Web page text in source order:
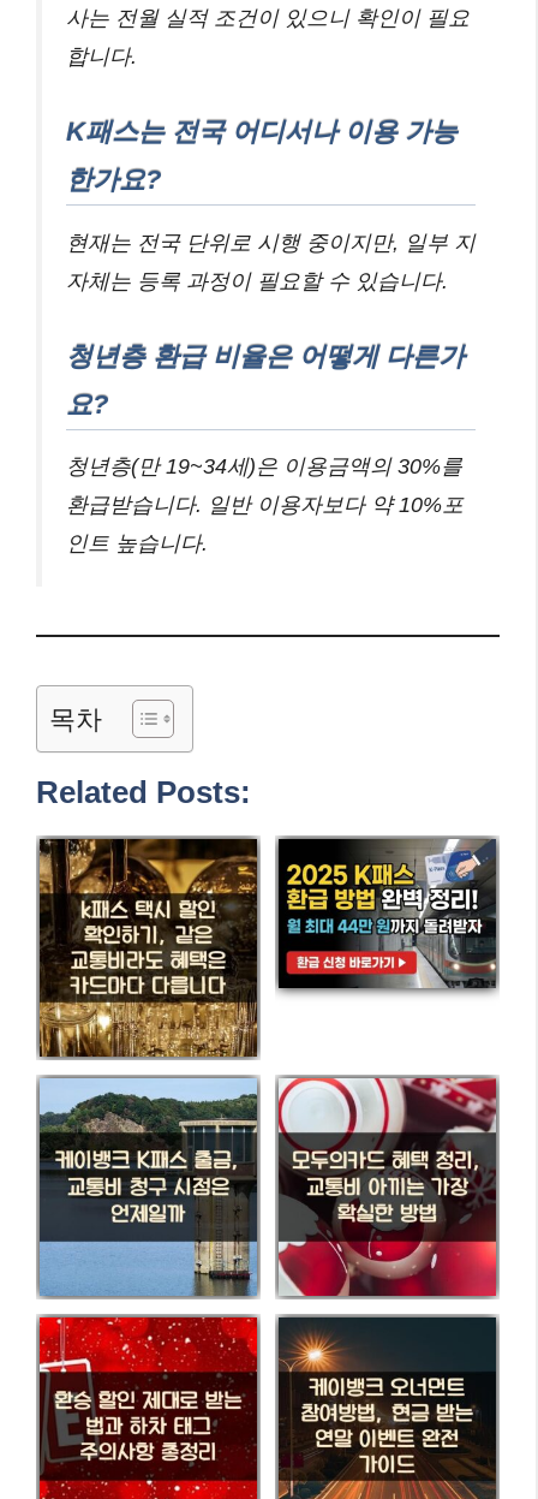
사는 전월 실적 조건이 있으니 확인이 필요
합니다.
K패스는 전국 어디서나 이용 가능
한가요?
현재는 전국 단위로 시행 중이지만, 일부 지
자체는 등록 과정이 필요할 수 있습니다.
청년층 환급 비율은 어떻게 다른가
요?
청년층(만 19~34세)은 이용금액의 30%를
환급받습니다. 일반 이용자보다 약 10%포
인트 높습니다.
목차
Related Posts: